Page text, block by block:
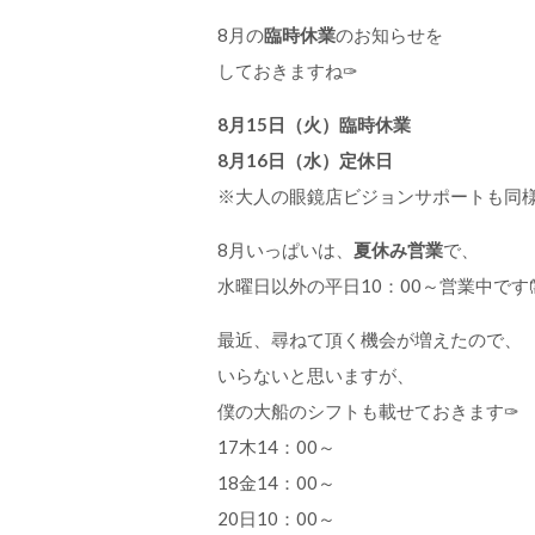
8月の臨時休業のお知らせを
しておきますね✑
8月15日（火）臨時休業
8月16日（水）定休日
※大人の眼鏡店ビジョンサポートも同
8月いっぱいは、 夏休み営業で、
水曜日以外の平日10：00～営業中です
最近、尋ねて頂く機会が増えたので、
いらないと思いますが、
僕の大船のシフトも載せておきます✑
17木14：00～
18金14：00～
20日10：00～